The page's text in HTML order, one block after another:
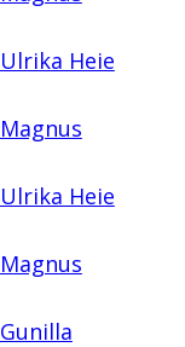
Ulrika Heie
Magnus
Ulrika Heie
Magnus
Gunilla